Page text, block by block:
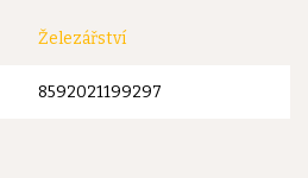
Železářství
8592021199297